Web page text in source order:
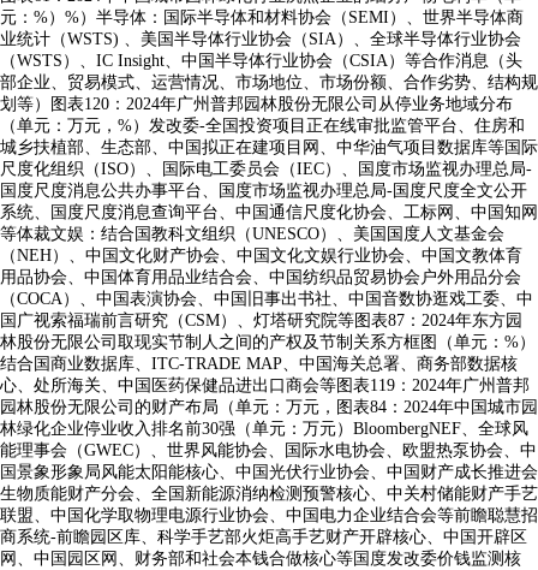
元：%）%）半导体：国际半导体和材料协会（SEMI）、世界半导体商
业统计（WSTS) 、美国半导体行业协会（SIA）、全球半导体行业协会
（WSTS）、IC Insight、中国半导体行业协会（CSIA）等合作消息（头
部企业、贸易模式、运营情况、市场地位、市场份额、合作劣势、结构规
划等）图表120：2024年广州普邦园林股份无限公司从停业务地域分布
（单元：万元，%）发改委-全国投资项目正在线审批监管平台、住房和
城乡扶植部、生态部、中国拟正在建项目网、中华油气项目数据库等国际
尺度化组织（ISO）、国际电工委员会（IEC）、国度市场监视办理总局-
国度尺度消息公共办事平台、国度市场监视办理总局-国度尺度全文公开
系统、国度尺度消息查询平台、中国通信尺度化协会、工标网、中国知网
等体裁文娱：结合国教科文组织（UNESCO）、美国国度人文基金会
（NEH）、中国文化财产协会、中国文化文娱行业协会、中国文教体育
用品协会、中国体育用品业结合会、中国纺织品贸易协会户外用品分会
（COCA）、中国表演协会、中国旧事出书社、中国音数协逛戏工委、中
国广视索福瑞前言研究（CSM）、灯塔研究院等图表87：2024年东方园
林股份无限公司取现实节制人之间的产权及节制关系方框图（单元：%）
结合国商业数据库、ITC-TRADE MAP、中国海关总署、商务部数据核
心、处所海关、中国医药保健品进出口商会等图表119：2024年广州普邦
园林股份无限公司的财产布局（单元：万元，图表84：2024年中国城市园
林绿化企业停业收入排名前30强（单元：万元）BloombergNEF、全球风
能理事会（GWEC）、世界风能协会、国际水电协会、欧盟热泵协会、中
国景象形象局风能太阳能核心、中国光伏行业协会、中国财产成长推进会
生物质能财产分会、全国新能源消纳检测预警核心、中关村储能财产手艺
联盟、中国化学取物理电源行业协会、中国电力企业结合会等前瞻聪慧招
商系统-前瞻园区库、科学手艺部火炬高手艺财产开辟核心、中国开辟区
网、中国园区网、财务部和社会本钱合做核心等国度发改委价钱监测核